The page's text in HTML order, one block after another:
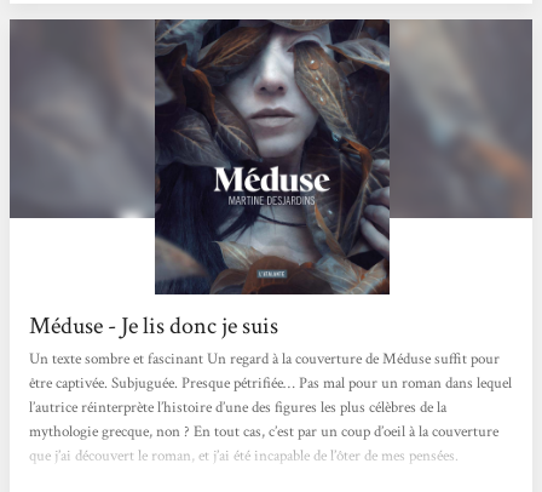
Méduse - Je lis donc je suis
Un texte sombre et fascinant Un regard à la couverture de Méduse suffit pour
être captivée. Subjuguée. Presque pétrifiée… Pas mal pour un roman dans lequel
l’autrice réinterprète l’histoire d’une des figures les plus célèbres de la
mythologie grecque, non ? En tout cas, c’est par un coup d’oeil à la couverture
que j’ai découvert le roman, et j’ai été incapable de l’ôter de mes pensées.